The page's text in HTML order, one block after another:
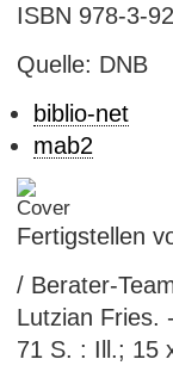
ISBN 978-3-
Quelle: DNB
biblio-net
mab2
Fertigstellen
/ Berater-
Lutzian Fries.
71 S. : Ill.; 15